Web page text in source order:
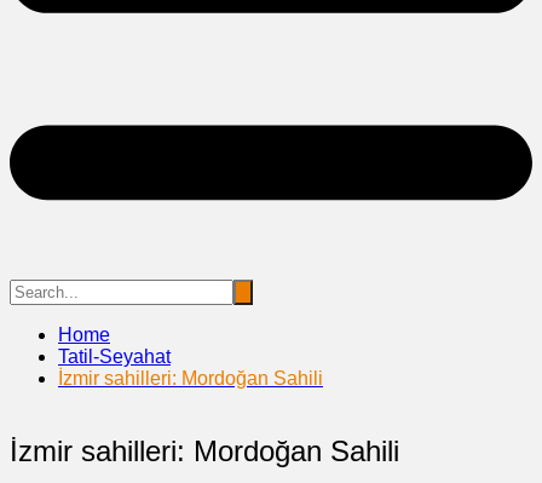
Home
Tatil-Seyahat
İzmir sahilleri: Mordoğan Sahili
İzmir sahilleri: Mordoğan Sahili